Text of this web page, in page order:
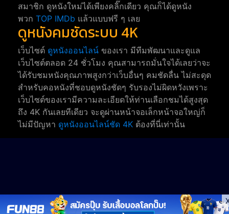
สมาชิก ดูหนังใหม่ได้เพียงคลิ๊กเดียว คุณก็ได้ดูหนัง
พวก TOP IMDb แล้วแบบฟรี ๆ เลย
ดูหนังคมชัดระบบ 4K
เว็บไซต์ ดูหนังออนไลน์ ของเรา มีทีมพัฒนาและดูแล
เว็บไซต์ตลอด 24 ชั่วโมง คุณสามารถมั่นใจได้เลยว่าจะ
ได้รับชมหนังคุณภาพสูงกว่าเว็บอื่นๆ คมชัดลื่น ไม่สะดุด
สำหรับคอหนังที่ชอบดูหนังชัดๆ รับรองไม่ผิดหวังเพราะ
เว็บไซต์ของเรามีความละเอียดให้ท่านเลือกชมได้สูงสุด
ถึง 4K กันเลยทีเดียว จะดูผ่านหน้าจอเล็กหน้าจอใหญ่ก็
ไม่มีปัญหา ดูหนังออนไลน์ชัด 4K ต้องที่นี่เท่านั้น